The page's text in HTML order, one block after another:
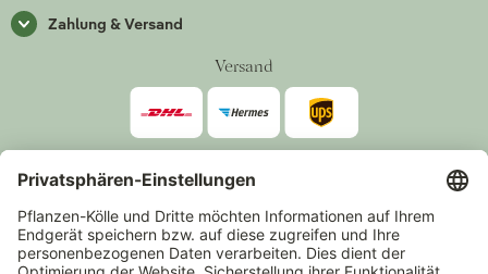
Zahlung & Versand
Versand
Zahlarten